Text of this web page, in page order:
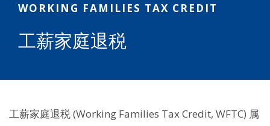
WORKING FAMILIES TAX CREDIT
工薪家庭退税
工薪家庭退税 (Working Families Tax Credit, WFTC) 属